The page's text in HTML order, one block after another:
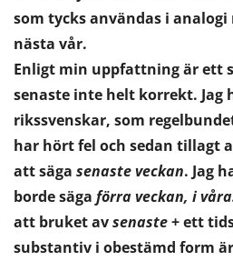
som tycks användas i analogi
nästa vår.
Enligt min uppfattning är ett
senaste inte helt korrekt. Jag
rikssvenskar, som
har hört fel och sedan tillagt
att säga senaste veckan. Jag
borde säga förra veckan, i
att bruket avsenaste+ ett
substantiv i obestämd form